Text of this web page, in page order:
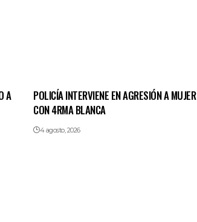
A
POLICÍA INTERVIENE EN AGRESIÓN A MUJER
CON 4RMA BLANCA
4 agosto, 2026